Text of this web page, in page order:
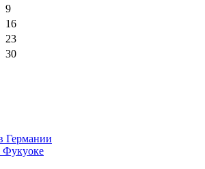
9
16
23
30
Германии
Фукуоке